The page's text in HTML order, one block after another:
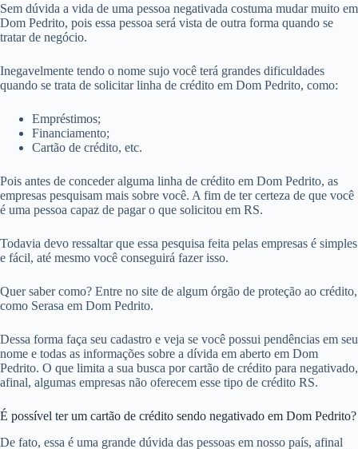
Sem dúvida a vida de uma pessoa negativada costuma mudar muito em
Dom Pedrito, pois essa pessoa será vista de outra forma quando se
tratar de negócio.
Inegavelmente tendo o nome sujo você terá grandes dificuldades
quando se trata de solicitar linha de crédito em Dom Pedrito, como:
Empréstimos;
Financiamento;
Cartão de crédito, etc.
Pois antes de conceder alguma linha de crédito em Dom Pedrito, as
empresas pesquisam mais sobre você. A fim de ter certeza de que você
é uma pessoa capaz de pagar o que solicitou em RS.
Todavia devo ressaltar que essa pesquisa feita pelas empresas é simples
e fácil, até mesmo você conseguirá fazer isso.
Quer saber como? Entre no site de algum órgão de proteção ao crédito,
como Serasa em Dom Pedrito.
Dessa forma faça seu cadastro e veja se você possui pendências em seu
nome e todas as informações sobre a dívida em aberto em Dom
Pedrito. O que limita a sua busca por cartão de crédito para negativado,
afinal, algumas empresas não oferecem esse tipo de crédito RS.
É possível ter um cartão de crédito sendo negativado em Dom Pedrito?
De fato, essa é uma grande dúvida das pessoas em nosso país, afinal